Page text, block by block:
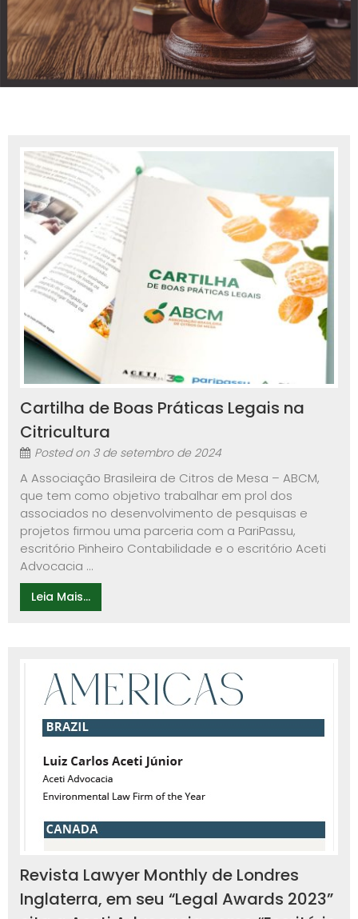
Cartilha de Boas Práticas Legais na
Citricultura
Posted on 3 de setembro de 2024
A Associação Brasileira de Citros de Mesa – ABCM,
que tem como objetivo trabalhar em prol dos
associados no desenvolvimento de pesquisas e
projetos firmou uma parceria com a PariPassu,
escritório Pinheiro Contabilidade e o escritório Aceti
Advocacia ...
Leia Mais...
Revista Lawyer Monthly de Londres
Inglaterra, em seu “Legal Awards 2023”